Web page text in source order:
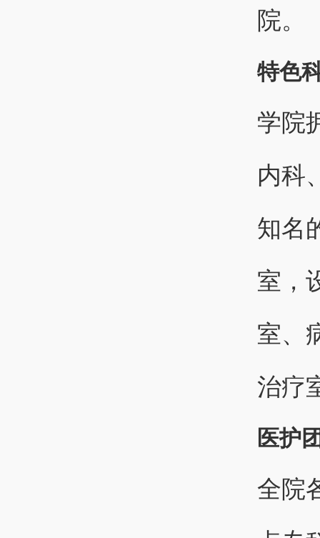
院。
特色
学院
内科
知名
室，
室、
治疗
医护
全院